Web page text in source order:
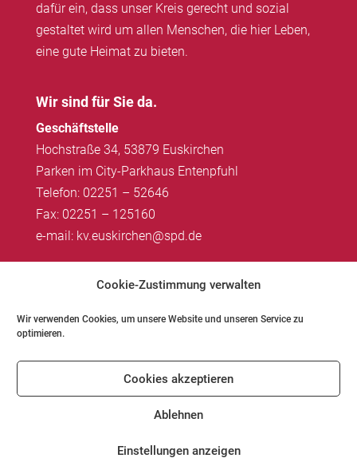
Cookie-Zustimmung verwalten
Wir verwenden Cookies, um unsere Website und unseren Service zu
optimieren.
Cookies akzeptieren
Ablehnen
Einstellungen anzeigen
dafür ein, dass unser Kreis gerecht und sozial
gestaltet wird um allen Menschen, die hier Leben,
eine gute Heimat zu bieten.
Wir sind für Sie da.
Geschäftstelle
Hochstraße 34, 53879 Euskirchen
Parken im City-Parkhaus Entenpfuhl
Telefon: 02251 – 52646
Fax: 02251 – 125160
e-mail: kv.euskirchen@spd.de
Impressum Datenschutz
Cookie-Richtlinie (EU)